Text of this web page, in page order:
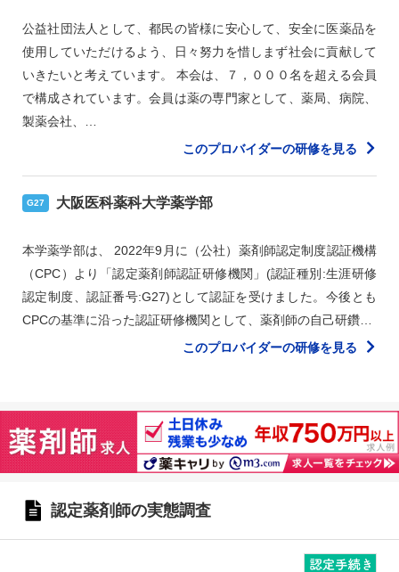
公益社団法人として、都民の皆様に安心して、安全に医薬品を
使用していただけるよう、日々努力を惜しまず社会に貢献して
いきたいと考えています。 本会は、７，０００名を超える会員
で構成されています。会員は薬の専門家として、薬局、病院、
製薬会社、…
このプロバイダーの研修を見る
G27 大阪医科薬科大学薬学部
本学薬学部は、 2022年9月に（公社）薬剤師認定制度認証機構
（CPC）より「認定薬剤師認証研修機関」(認証種別:生涯研修
認定制度、認証番号:G27)として認証を受けました。今後とも
CPCの基準に沿った認証研修機関として、薬剤師の自己研鑽…
このプロバイダーの研修を見る
認定薬剤師の実態調査